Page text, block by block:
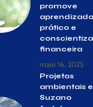
promove
aprendizado
prático e
financeira
maio 16, 2025
Projetos
ambientais
Suzano